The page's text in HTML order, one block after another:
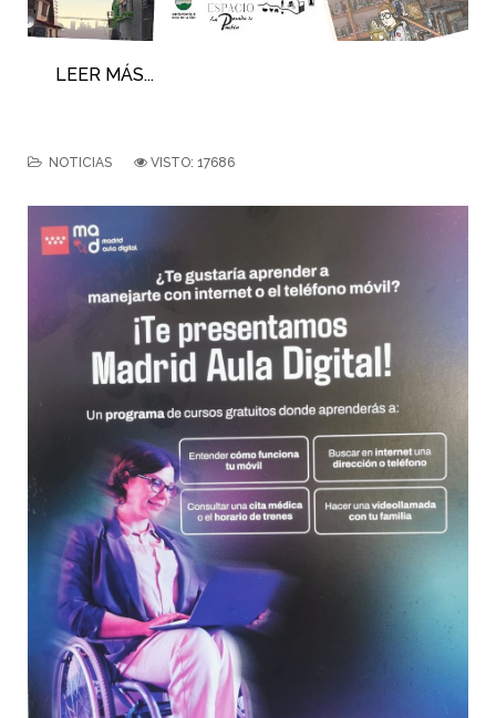
LEER MÁS...
NOTICIAS VISTO: 17686